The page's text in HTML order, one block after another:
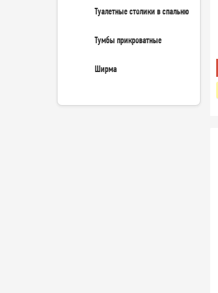
Туалетные столики в спальню
Тумбы прикроватные
Ширма